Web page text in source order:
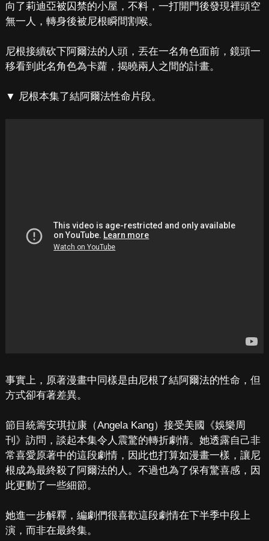
向了莉迪亞被囚禁的小屋，不料，一打開門後發現裡頭空
無一人，轉身後被尼根瞬間割喉。
尼根接續砍下阿爾法的人頭，丟在一名角色面前，鏡頭一
移看到此名角色為卡蘿，揭曉兩人之間的計畫。
▼ 尼根本集了結阿爾法性命片段。
事實上，原著漫畫中同樣是由尼根了結阿爾法的性命，但
方式卻有著差異。
節目統籌安琪拉康（Angela Kang）接受美國《娛樂周
刊》訪問，談起本集令人震驚的轉折劇情。她透露自己非
常喜愛原著中的這段劇情，因此也打算如漫畫一樣，讓尼
根成為最終殺了阿爾法的人。不過也為了保有驚喜感，因
此更動了一些細節。
她進一步解釋，編劇們很喜歡這段劇情在下半季中段上
演，而非在最終集。